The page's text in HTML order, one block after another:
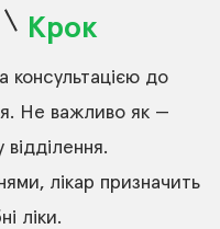
Крок
консультацією до
Не важливо як —
лікар призначить
ліки.